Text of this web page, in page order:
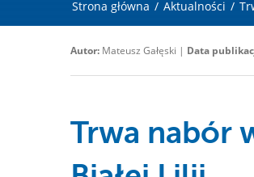
Strona główna / Aktualności /
Autor: Mateusz Gałęski | Data
Trwa nabór